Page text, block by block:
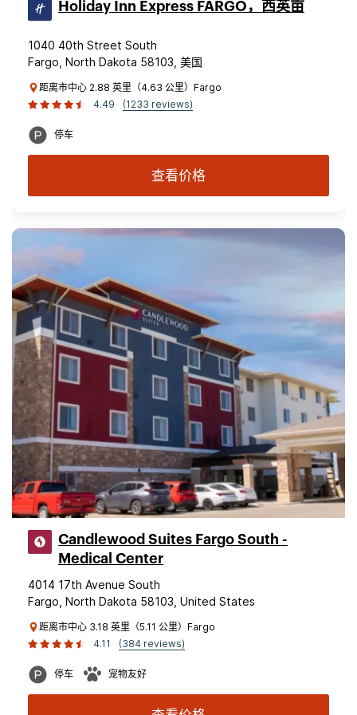
Holiday Inn Express FARGO，西英亩
1040 40th Street South
Fargo, North Dakota 58103, 美国
距离市中心 2.88 英里（4.63 公里）Fargo
4.49
(1233 reviews)
停车
查看价格
Candlewood Suites Fargo South -
Medical Center
4014 17th Avenue South
Fargo, North Dakota 58103, United States
距离市中心 3.18 英里（5.11 公里）Fargo
4.11
(384 reviews)
停车 宠物友好